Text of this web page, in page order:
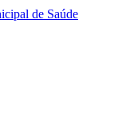
de Saúde